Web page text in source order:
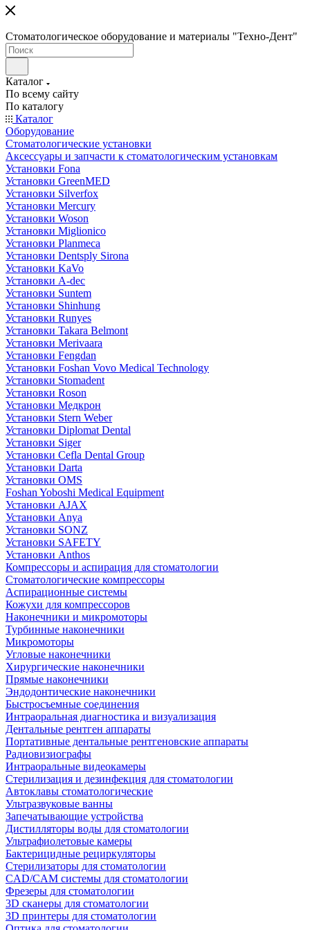
Стоматологическое оборудование и материалы "Техно-Дент"
Каталог
По всему сайту
По каталогу
Каталог
Оборудование
Стоматологические установки
Аксессуары и запчасти к стоматологическим установкам
Установки Fona
Установки GreenMED
Установки Silverfox
Установки Mercury
Установки Woson
Установки Miglionico
Установки Planmeca
Установки Dentsply Sirona
Установки KaVo
Установки A-dec
Установки Suntem
Установки Shinhung
Установки Runyes
Установки Takara Belmont
Установки Merivaara
Установки Fengdan
Установки Foshan Vovo Medical Technology
Установки Stomadent
Установки Roson
Установки Медкрон
Установки Stern Weber
Установки Diplomat Dental
Установки Siger
Установки Cefla Dental Group
Установки Darta
Установки OMS
Foshan Yoboshi Medical Equipment
Установки AJAX
Установки Anya
Установки SONZ
Установки SAFETY
Установки Anthos
Компрессоры и аспирация для стоматологии
Стоматологические компрессоры
Аспирационные системы
Кожухи для компрессоров
Наконечники и микромоторы
Турбинные наконечники
Микромоторы
Угловые наконечники
Хирургические наконечники
Прямые наконечники
Эндодонтические наконечники
Быстросъемные соединения
Интраоральная диагностика и визуализация
Дентальные рентген аппараты
Портативные дентальные рентгеновские аппараты
Радиовизиографы
Интраоральные видеокамеры
Стерилизация и дезинфекция для стоматологии
Автоклавы стоматологические
Ультразвуковые ванны
Запечатывающие устройства
Дистилляторы воды для стоматологии
Ультрафиолетовые камеры
Бактерицидные рециркуляторы
Стерилизаторы для стоматологии
CAD/CAM системы для стоматологии
Фрезеры для стоматологии
3D cканеры для стоматологии
3D принтеры для стоматологии